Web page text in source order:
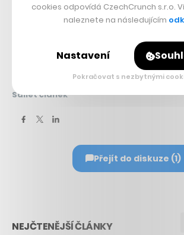
Sdílet článek
Přejít do diskuze (1)
NEJČTENĚJŠÍ ČLÁNKY
cookies odpovídá CzechCrunch s.r.o.
naleznete na následujícím
Nastavení
Pokračovat s nezbytnými